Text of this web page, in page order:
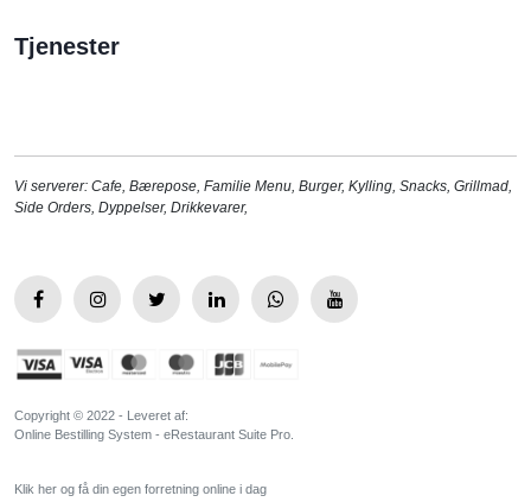
Tjenester
Vi serverer: Cafe, Bærepose, Familie Menu, Burger, Kylling, Snacks, Grillmad,
Side Orders, Dyppelser, Drikkevarer,
Copyright © 2022 - Leveret af:
Online Bestilling System - eRestaurant Suite Pro.
Klik her og få din egen forretning online i dag